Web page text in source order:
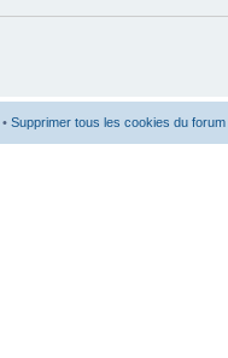
• Supprimer tous les cookies du forum